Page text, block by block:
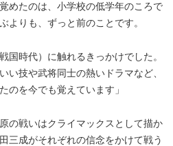
めたのは、小学校の低学年のころで
よりも、ずっと前のことです。
国時代）に触れるきっかけでした。
い技や武将同士の熱いドラマなど、
のを今でも覚えています」
の戦いはクライマックスとして描か
三成がそれぞれの信念をかけて戦う